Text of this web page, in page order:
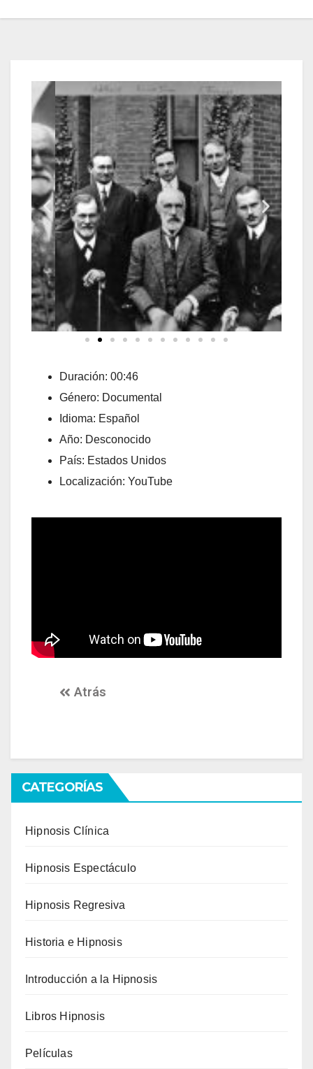
Duración: 00:46
Género: Documental
Idioma: Español
Año: Desconocido
País: Estados Unidos
Localización: YouTube
Atrás
CATEGORÍAS
Hipnosis Clínica
Hipnosis Espectáculo
Hipnosis Regresiva
Historia e Hipnosis
Introducción a la Hipnosis
Libros Hipnosis
Películas